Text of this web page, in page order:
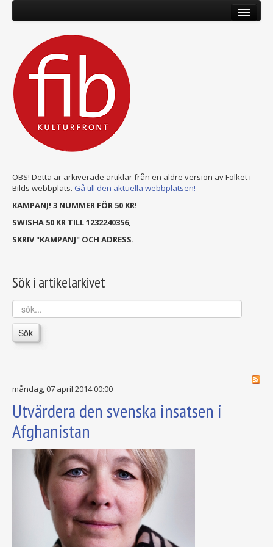
OBS! Detta är arkiverade artiklar från en äldre version av Folket i
Bilds webbplats. Gå till den aktuella webbplatsen!
KAMPANJ! 3 NUMMER FÖR 50 KR!
SWISHA 50 KR TILL 1232240356,
SKRIV "KAMPANJ" OCH ADRESS.
Sök i artikelarkivet
sök...
Sök
måndag, 07 april 2014 00:00
Utvärdera den svenska insatsen i
Afghanistan